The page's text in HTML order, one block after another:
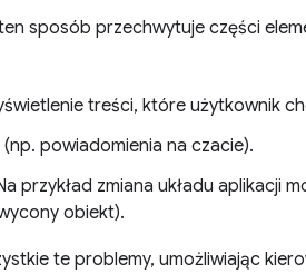
sposób przechwytuje części
treści, które użytkownik
powiadomienia na czacie).
przykład zmiana układu aplikacji
obiekt).
te problemy, umożliwiając